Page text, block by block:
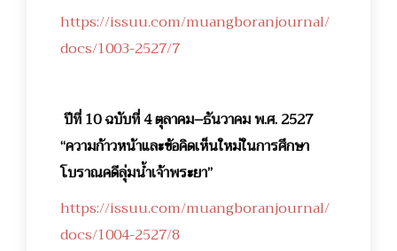
https://issuu.com/muangboranjournal/
docs/1003-2527/7
ปีที่ 10 ฉบับที่ 4 ตุลาคม–ธันวาคม พ.ศ. 2527
“ความก้าวหน้าและข้อคิดเห็นใหม่ในการศึกษา
โบราณคดีลุ่มน้ำเจ้าพระยา”
https://issuu.com/muangboranjournal/
docs/1004-2527/8